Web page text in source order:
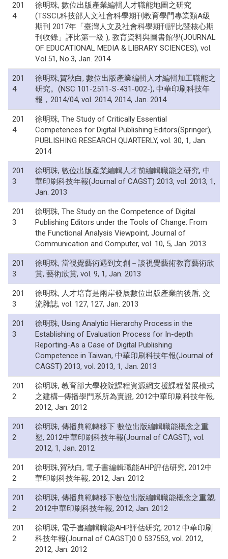
201
4
徐明珠, 數位出版產業編輯人才職能地圖之研究
(TSSCI,科技部人文社會科學期刊教育學門專業類A級
期刊 2017年「臺灣人文及社會科學期刊評比暨核心期
刊收錄」評比第一級 ), 教育資料與圖書館學(JOURNAL
OF EDUCATIONAL MEDIA & LIBRARY SCIENCES), vol.
Vol.51, No.3, Jan. 2014
201
4
徐明珠,賀秋白, 數位出版產業編輯人才編輯加工職能之
研究。(NSC 101-2511-S-431-002-), 中華印刷科技年
報，2014/04, vol. 2014, 2014, Jan. 2014
201
4
徐明珠, The Study of Critically Essential
Competences for Digital Publishing Editors(Springer),
PUBLISHING RESEARCH QUARTERLY, vol. 30, 1, Jan.
2014
201
3
徐明珠, 數位出版產業編輯人才前編輯職能之研究, 中
華印刷科技年報(Journal of CAGST) 2013, vol. 2013, 1,
Jan. 2013
201
3
徐明珠, The Study on the Competence of Digital
Publishing Editors under the Tools of Change: From
the Functional Analysis Viewpoint, Journal of
Communication and Computer, vol. 10, 5, Jan. 2013
201
3
徐明珠, 當視覺藝術遇到文創－談視覺藝術教育藝術欣
賞, 藝術欣賞, vol. 9, 1, Jan. 2013
201
3
徐明珠, 人才培育是兩岸發展數位出版產業的後盾, 交
流雜誌, vol. 127, 127, Jan. 2013
201
3
徐明珠, Using Analytic Hierarchy Process in the
Establishing of Evaluation Process for In-depth
Reporting-As a Case of Digital Publishing
Competence in Taiwan, 中華印刷科技年報(Journal of
CAGST) 2013, vol. 2013, 1, Jan. 2013
201
2
徐明珠, 教育部大學校院課程資源網支援課程發展模式
之建構─傳播學門系所為實證, 2012中華印刷科技年報,
2012, Jan. 2012
201
2
徐明珠, 傳播典範轉移下 數位出版編輯職能概念之重
塑, 2012中華印刷科技年報(Journal of CAGST), vol.
2012, 1, Jan. 2012
201
2
徐明珠,賀秋白, 電子書編輯職能AHP評估研究, 2012中
華印刷科技年報, 2012, Jan. 2012
201
2
徐明珠, 傳播典範轉移下數位出版編輯職能概念之重塑,
2012中華印刷科技年報, 2012, Jan. 2012
201
2
徐明珠, 電子書編輯職能AHP評估研究, 2012 中華印刷
科技年報(Journal of CAGST)0 0 537553, vol. 2012,
2012, Jan. 2012